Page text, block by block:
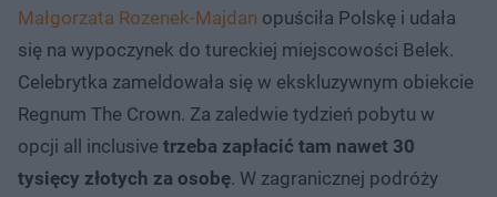
Małgorzata Rozenek-Majdan opuściła Polskę i udała
się na wypoczynek do tureckiej miejscowości Belek.
Celebrytka zameldowała się w ekskluzywnym obiekcie
Regnum The Crown. Za zaledwie tydzień pobytu w
opcji all inclusive trzeba zapłacić tam nawet 30
tysięcy złotych za osobę. W zagranicznej podróży